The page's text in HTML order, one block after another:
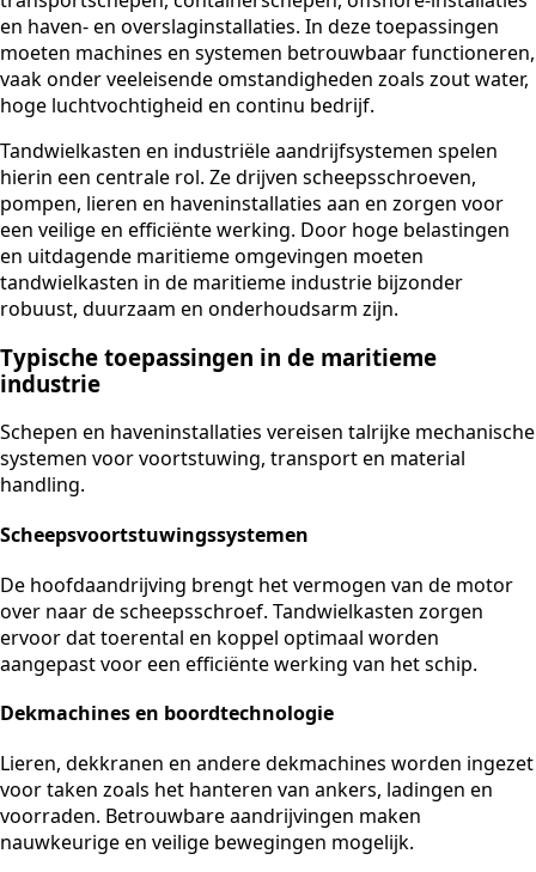
en haven- en overslaginstallaties. In deze toepassingen
moeten machines en systemen betrouwbaar functioneren,
vaak onder veeleisende omstandigheden zoals zout water,
hoge luchtvochtigheid en continu bedrijf.
Tandwielkasten en industriële aandrijfsystemen spelen
hierin een centrale rol. Ze drijven scheepsschroeven,
pompen, lieren en haveninstallaties aan en zorgen voor
een veilige en efficiënte werking. Door hoge belastingen
en uitdagende maritieme omgevingen moeten
tandwielkasten in de maritieme industrie bijzonder
robuust, duurzaam en onderhoudsarm zijn.
Typische toepassingen in de maritieme
industrie
Schepen en haveninstallaties vereisen talrijke mechanische
systemen voor voortstuwing, transport en material
handling.
Scheepsvoortstuwingssystemen
De hoofdaandrijving brengt het vermogen van de motor
over naar de scheepsschroef. Tandwielkasten zorgen
ervoor dat toerental en koppel optimaal worden
aangepast voor een efficiënte werking van het schip.
Dekmachines en boordtechnologie
Lieren, dekkranen en andere dekmachines worden ingezet
voor taken zoals het hanteren van ankers, ladingen en
voorraden. Betrouwbare aandrijvingen maken
nauwkeurige en veilige bewegingen mogelijk.